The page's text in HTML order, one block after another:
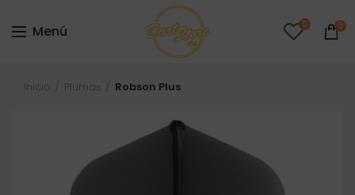
Menú 0 0
Inicio Plumas Robson Plus